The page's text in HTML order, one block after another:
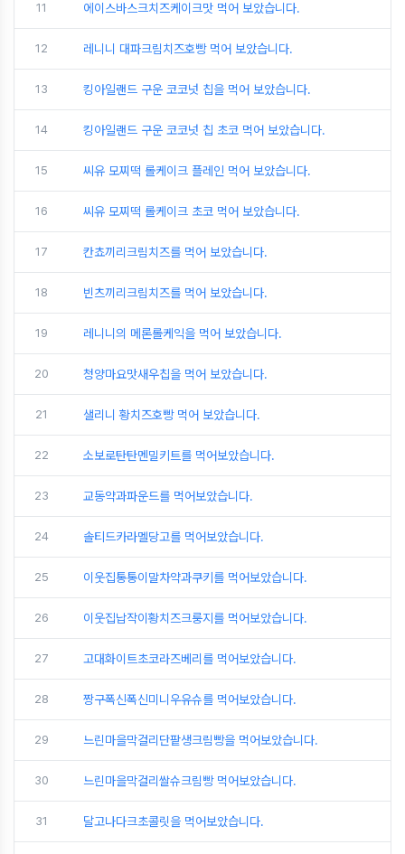
11 에이스바스크치즈케이크맛 먹어 보았습니다.
12 레니니 대파크림치즈호빵 먹어 보았습니다.
13 킹아일랜드 구운 코코넛 칩을 먹어 보았습니다.
14 킹아일랜드 구운 코코넛 칩 초코 먹어 보았습니다.
15 씨유 모찌떡 롤케이크 플레인 먹어 보았습니다.
16 씨유 모찌떡 롤케이크 초코 먹어 보았습니다.
17 칸쵸끼리크림치즈를 먹어 보았습니다.
18 빈츠끼리크림치즈를 먹어 보았습니다.
19 레니니의 메론롤케익을 먹어 보았습니다.
20 청양마요맛새우칩을 먹어 보았습니다.
21 샐리니 황치즈호빵 먹어 보았습니다.
22 소보로탄탄멘밀키트를 먹어보았습니다.
23 교동약과파운드를 먹어보았습니다.
24 솔티드카라멜당고를 먹어보았습니다.
25 이웃집통통이말차약과쿠키를 먹어보았습니다.
26 이웃집납작이황치즈크룽지를 먹어보았습니다.
27 고대화이트초코라즈베리를 먹어보았습니다.
28 짱구폭신폭신미니우유슈를 먹어보았습니다.
29 느린마을막걸리단팥생크림빵을 먹어보았습니다.
30 느린마을막걸리쌀슈크림빵 먹어보았습니다.
31 달고나다크초콜릿을 먹어보았습니다.